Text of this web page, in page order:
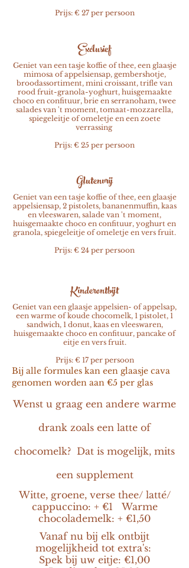
Prijs: € 27 per persoon
Exclusief
Geniet van een tasje koffie of thee, een glaasje
mimosa of appelsiensap, gembershotje,
broodassortiment, mini croissant, trifle van
rood fruit-granola-yoghurt, huisgemaakte
choco en confituur, brie en serranoham, twee
salades van 't moment, tomaat-mozzarella,
spiegeleitje of omeletje en een zoete
verrassing
Prijs: € 25 per persoon
Glutenvrij
Geniet van een tasje koffie of thee, een glaasje
appelsiensap, 2 pistolets, bananenmuffin, kaas
en vleeswaren, salade van 't moment,
huisgemaakte choco en confituur, yoghurt en
granola, spiegeleitje of omeletje en vers fruit.
Prijs: € 24 per persoon
Kinderontbijt
Geniet van een glaasje appelsien- of appelsap,
een warme of koude chocomelk, 1 pistolet, 1
sandwich, 1 donut, kaas en vleeswaren,
huisgemaakte choco en confituur, pancake of
eitje en vers fruit.
Prijs: € 17 per persoon
Bij alle formules kan een glaasje cava
genomen worden aan €5 per glas
Wenst u graag een andere warme
drank zoals een latte of
chocomelk? Dat is mogelijk, mits
een supplement
Witte, groene, verse thee/ latté/
cappuccino: + €1 Warme
chocolademelk: + €1,50
Vanaf nu bij elk ontbijt
mogelijkheid tot extra's:
Spek bij uw eitje: €1,00